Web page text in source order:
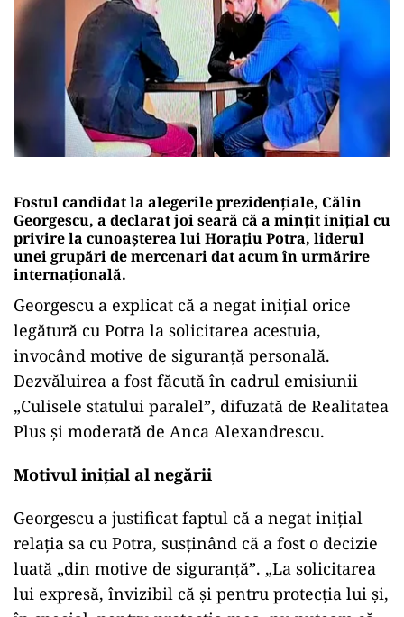
Fostul candidat la alegerile prezidențiale, Călin
Georgescu, a declarat joi seară că a mințit inițial cu
privire la cunoașterea lui Horațiu Potra, liderul
unei grupări de mercenari dat acum în urmărire
internațională.
Georgescu a explicat că a negat inițial orice
legătură cu Potra la solicitarea acestuia,
invocând motive de siguranță personală.
Dezvăluirea a fost făcută în cadrul emisiunii
„Culisele statului paralel”, difuzată de Realitatea
Plus și moderată de Anca Alexandrescu.
Motivul inițial al negării